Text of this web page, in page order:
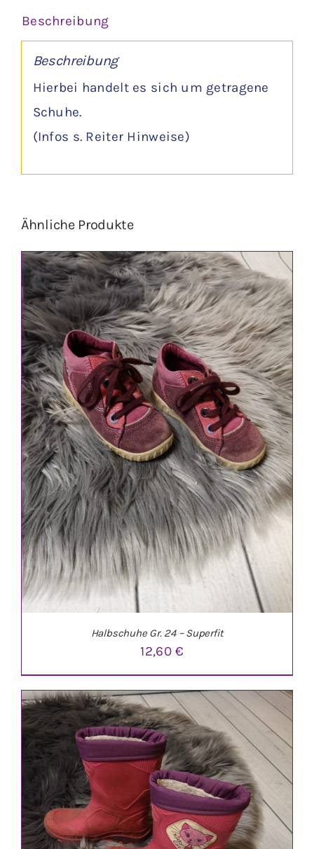
Beschreibung
Beschreibung
Hierbei handelt es sich um getragene
Schuhe.
(Infos s. Reiter Hinweise)
Ähnliche Produkte
IN DEN WARENKORB / DETAILS
Halbschuhe Gr. 24 – Superfit
12,60€